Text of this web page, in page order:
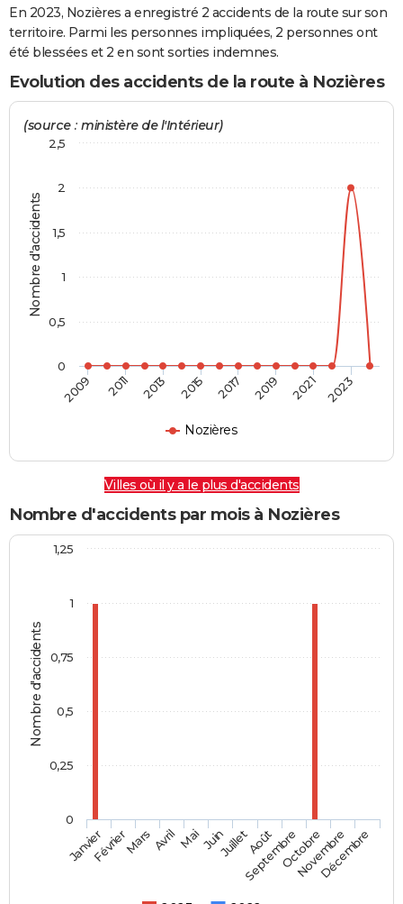
Destinations
City break
Voyage nature
Voyage de noces
Forum
Climat
+
GUIDES D'ACHAT
CARTE DE VOEUX
Dictionnaire
Biographies
Citations
Expressions
Proverbes
PROGRAMME TV
COPAINS D'AVANT
S'inscrire
Se connecter
Lycées
Collèges
Primaires
Universités
Entreprises
Service militaire
Avis de recherche
AVIS DE DÉCÈS
FORUM
En 2023, Nozières a enregistré 2 accidents de la route sur son
territoire. Parmi les personnes impliquées, 2 personnes ont
été blessées et 2 en sont sorties indemnes.
Evolution des accidents de la route à Nozières
Nombre d'accidents
(source : ministère de l'Intérieur)
Nozières
2009 2011 2013 2015 2017 2019 2021 2023
0
0,5
1
1,5
2
2,5
Villes où il y a le plus d'accidents
Nombre d'accidents par mois à Nozières
Nombre d'accidents
JanvierFévrierMars AvrilMaiJuinJuilletAoût
SeptembreOctobre
Novembre
Décembre
0
1
0,25
0,5
0,75
1,25